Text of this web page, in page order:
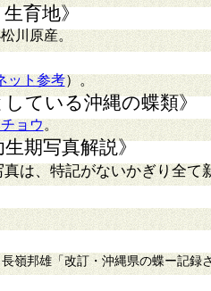
育地》
川原産。
ット参考）。
している沖縄の蝶類》
ョウ。
期写真解説》
真は、特記がないかぎり全て
嶺邦雄「改訂・沖縄県の蝶ー記録